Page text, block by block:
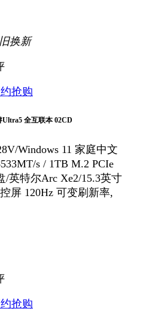
换新
抢购
全互联本 02CD
Windows 11 家庭中文
s / 1TB M.2 PCIe
/英特尔Arc Xe2/15.3英寸
屏 120Hz 可变刷新率,
抢购